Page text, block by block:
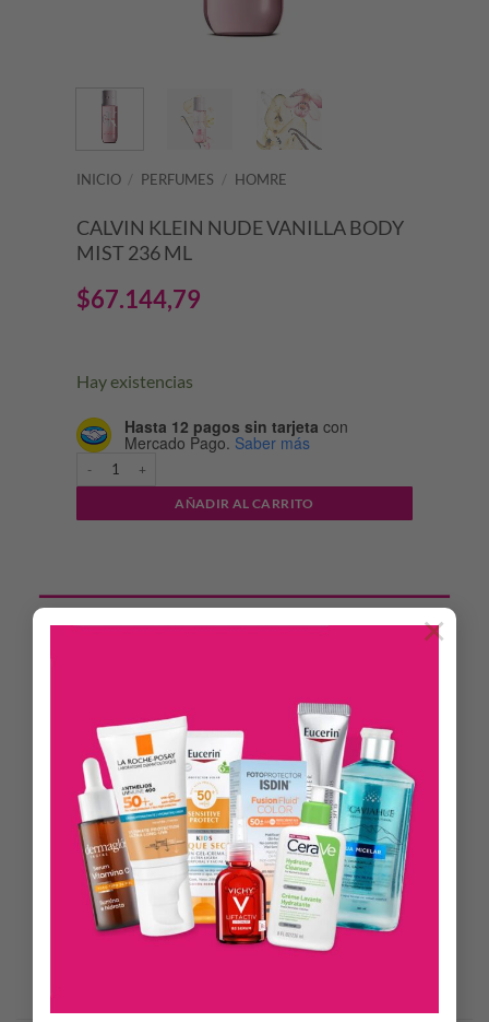
×
INICIO / PERFUMES / HOMRE
CALVIN KLEIN NUDE VANILLA BODY
MIST 236 ML
$67.144,79
Hay existencias
Hasta 12 pagos sin tarjeta con
Mercado Pago. Saber más
CALVIN KLEIN NUDE VANILLA BODY MIST 236 ML cantidad
AÑADIR AL CARRITO
INFORMACIÓN ADICIONAL
Una fragancia unisex de CK para cabello y cuerpo que te
envuelve como una segunda piel. Una mezcla de vainilla
intensa, almizcle acogedor y maderas ambarinas crea un
acabado limpio y reconfortante. Su fórmula ligera e
hidratante deja la piel suave e hidratada. Estimula el ánimo y
es fácil de llevar; la capa perfecta para el día a día. Úsala sola o
mézclala con otra bruma perfumada de la colección para
crear tu propia fragancia personal.